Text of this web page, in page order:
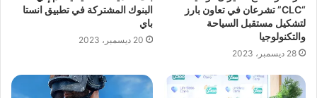
“CLC” تشرعان في تعاون بارز
لتشكيل مستقبل السياحة
والتكنولوجيا
28 ديسمبر، 2023
البنوك المشتركة في تطبيق انستا
باي
20 ديسمبر، 2023